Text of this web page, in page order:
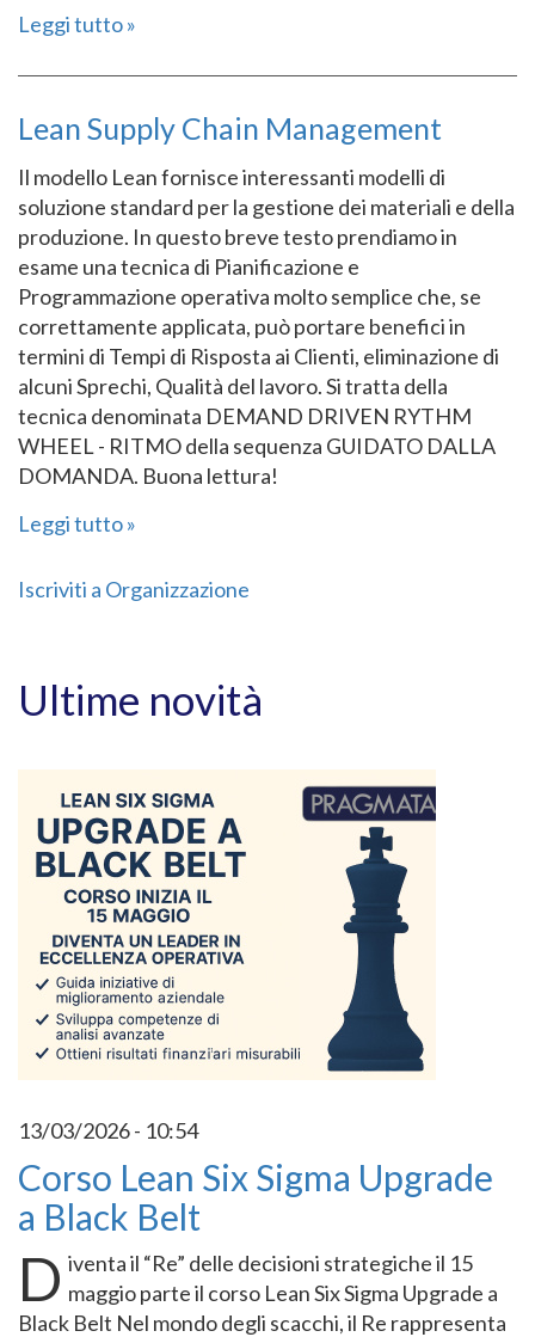
Leggi tutto
Lean Supply Chain Management
Il modello Lean fornisce interessanti modelli di
soluzione standard per la gestione dei materiali e della
produzione. In questo breve testo prendiamo in
esame una tecnica di Pianificazione e
Programmazione operativa molto semplice che, se
correttamente applicata, può portare benefici in
termini di Tempi di Risposta ai Clienti, eliminazione di
alcuni Sprechi, Qualità del lavoro. Si tratta della
tecnica denominata DEMAND DRIVEN RYTHM
WHEEL - RITMO della sequenza GUIDATO DALLA
DOMANDA. Buona lettura!
Leggi tutto
Iscriviti a Organizzazione
Ultime novità
13/03/2026 - 10:54
Corso Lean Six Sigma Upgrade
a Black Belt
D iventa il “Re” delle decisioni strategiche il 15
maggio parte il corso Lean Six Sigma Upgrade a
Black Belt Nel mondo degli scacchi, il Re rappresenta